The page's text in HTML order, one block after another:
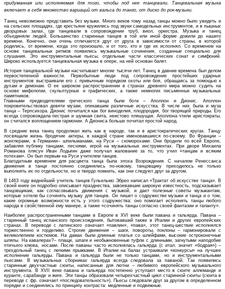
придуманная или исполняемая для того, чтобы под нее танцевали. Танцевальная музыка
включает в себя множество вариаций от вальса до танго, от диско до рок-музыки.
Танец невозможно представить без музыки. Много веков тому назад танцы можно было увидеть и
на сельских площадях, где крестьяне кружились под звуки самодельных инструментов, и в пышных
дворцовых залах, где танцевали в сопровождении труб, виол, оркестра. Музыка и танец
объединяли людей. Большинство старинных танцев в той или иной форме дожили до нашего
времени. Конечно, они очень отличаются друг от друга в зависимости от страны, в которой
родились, от времени, когда это произошло, и от того, кто и где их исполнял. Со временем на
основе танцевальных ритмов появились музыкальные сочинения, созданные специально для
слушания. Это инструментальные пьесы, отдельные части классических сонат и симфоний.
Широко используется танцевальная музыка в опере, на ней основан балет.
История танцевальной музыки насчитывает многие тысячи лет. Танец в давние времена был делом
первостепенной важности. Первобытные люди под сопровождение простейших ударных
инструментов выстраивали его с привычным порядком охоты или боя, обращаясь за помощью к
духам и демонам. О ее широком распространении в странах древнего мира можно судить на
основе мифологии, скульптурных и графических, а также немногих письменных музыкальных
памятников.
Главными предводителями греческого танца были боги – Аполлон и Дионис. Аполлон
покровительствовал девяти музам, опекавшим различные искусства. В числе них была и муза
танца – Терпсихора. Дионис почитался как бог виноделия, плодородия, бог творящей природы. Его
всегда сопровождала пестрая и шумная свита, неистово пляшущая. Аполлона чтили аристократы,
он считался воплощением гармонии. А Диониса больше почитал простой народ.
В средние века танец продолжал жить как в народе, так и в аристократических кругах. Танцу
посвящали жизнь бродячие актеры, в каждой стране именовавшиеся по-своему. Во Франции –
жонглерами, в Германии– шпильманами, на Руси – скоморохами. Они бродили по всей Европе,
забавляя публику танцами, песнями, игрой на музыкальных инструментах. При дворе Михаила
Романова плясун Иван Лодыгин даже получал жалование за то, что учил «танцам и всяким
потехам». Он был первым на Руси учителем танцев.
Благодатным временем для расцвета танца была эпоха Возрождения. С началом Ренессанса
движения в танце постоянно соединялись по-новому, танцовщику приходилось не только
выполнять их по отдельности, но и твердо помнить, как они следуют друг за другом.
В 1463 году виднейший учитель танцев Гульельмо Эбрео написал «Трактат об искусстве танца». В
своей книге он подробно описывает празднества, завоевавшие широкую известность, подсказывает
танцовщикам, как согласовывать движения с музыкой, и дает полезные советы музыкантам,
которые хотели бы сочинять музыку для танцев. Он пишет о содружестве музыки и танца и о том,
какие огромные возможности есть у этого содружества: оно помогает исполнять танцы любого
народа в свойственной ему манере, а также «сочинять танцы согласно своей фантазии и таланту».
Наиболее распространенными танцами в Европе в XVI веке были павана и гальярда. Павана –
старинный танец испанского происхождения, бытовавший также в Италии и других европейских
странах. В переводе с латинского означает «павлин», «пава», этот танец-шествие исполнялся
торжественно и горделиво. Строгие движения – шаги, повороты, поклоны – гармонировали с
великолепием костюмов. На дамах были длинные платья со шлейфами, высокие остроконечные
шляпы. На кавалерах?– плащи, шпаги и необыкновенные туфли с длинными, загнутыми наподобие
птичьего клюва, носами. После паваны часто исполнялась гальярда (с итал. значит «бодрая») –
трехдольный танец с легкими прыжками. В Италии на балах устраивали «конкурсы» на лучшее
исполнение гальярды. Павана и гальярда были не только танцами, но и инструментальными
пьесами. В музыкальных сборниках гальярда всегда следовала за паваной. Так появились
старинные двухчастные сюиты, написанные для лютни – любимого европейского музыкального
инструмента. В XVII веке павана и гальярда постепенно уступают место в сюите аллеманде и
куранте, сарабанде и жиге. Эти танцы образовали четырехчастный цикл старинной сюиты (сюита в
переводе с фр. означает «последовательность»). Пьесы следовали друг за другом в определенном
порядке и соединялись по принципу контраста: медленные и подвижные.